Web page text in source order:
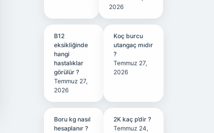
2026
B12
eksikliğinde
hangi
hastalıklar
görülür ?
Temmuz 27,
2026
Koç burcu
utangaç mıdır
?
Temmuz 27,
2026
Boru kg nasıl
hesaplanır ?
2K kaç p’dir ?
Temmuz 24,